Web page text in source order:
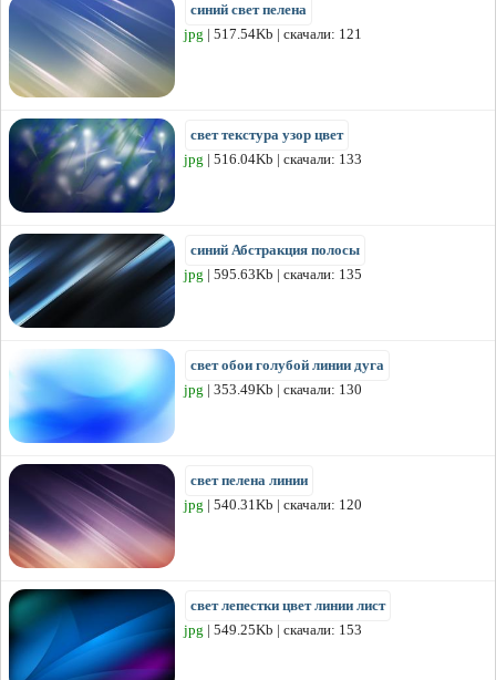
синий свет пелена
jpg | 517.54Kb | скачали: 121
свет текстура узор цвет
jpg | 516.04Kb | скачали: 133
синий Абстракция полосы
jpg | 595.63Kb | скачали: 135
свет обои голубой линии дуга
jpg | 353.49Kb | скачали: 130
свет пелена линии
jpg | 540.31Kb | скачали: 120
свет лепестки цвет линии лист
jpg | 549.25Kb | скачали: 153